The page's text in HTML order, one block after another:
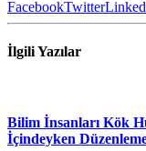
FacebookTwitter
İlgiliYazılar
Bilim İnsanları Kök
İçindeyken